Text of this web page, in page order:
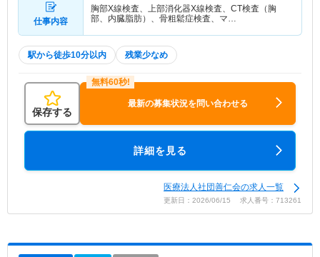
仕事内容
胸部X線検査、上部消化器X線検査、CT検査（胸
部、内臓脂肪）、骨粗鬆症検査、マ…
駅から徒歩10分以内 残業少なめ
保存する
最新の募集状況を問い合わせる
詳細を見る
医療法人社団善仁会の求人一覧
更新日：2026/06/15 求人番号：713261